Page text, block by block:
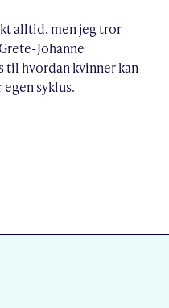
alltid, men jeg tror
Johanne
til hvordan kvinner kan
syklus.